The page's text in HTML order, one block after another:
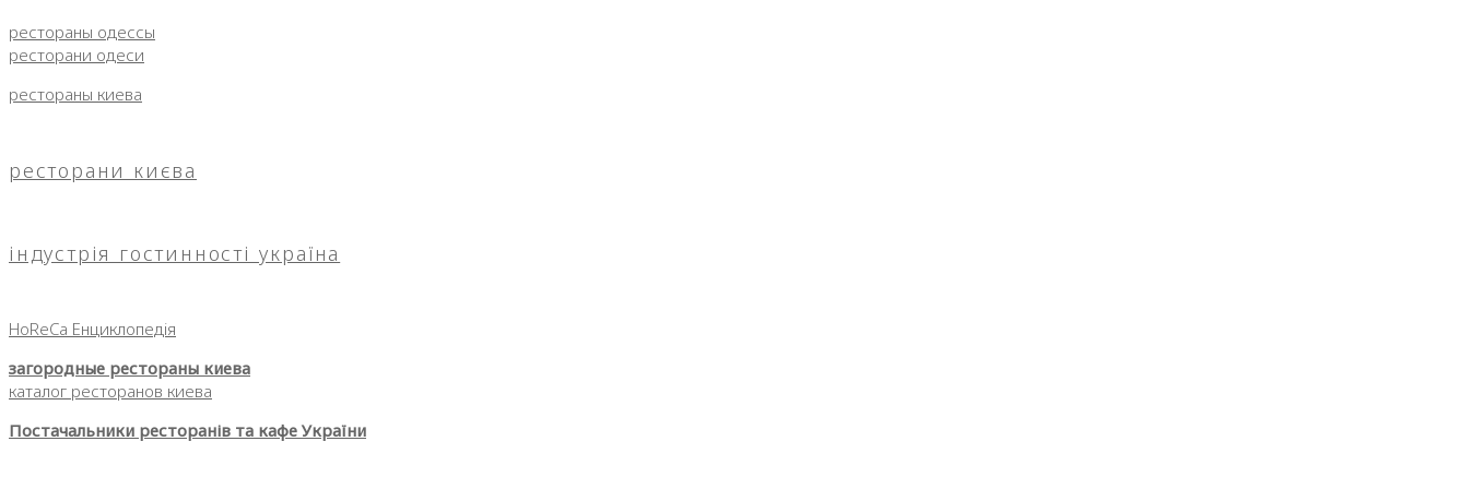
рестораны одессы
ресторани одеси
рестораны киева
ресторани києва
індустрія гостинності україна
HoReCa Енциклопедія
загородные рестораны киева
каталог ресторанов киева
Постачальники ресторанів та кафе України